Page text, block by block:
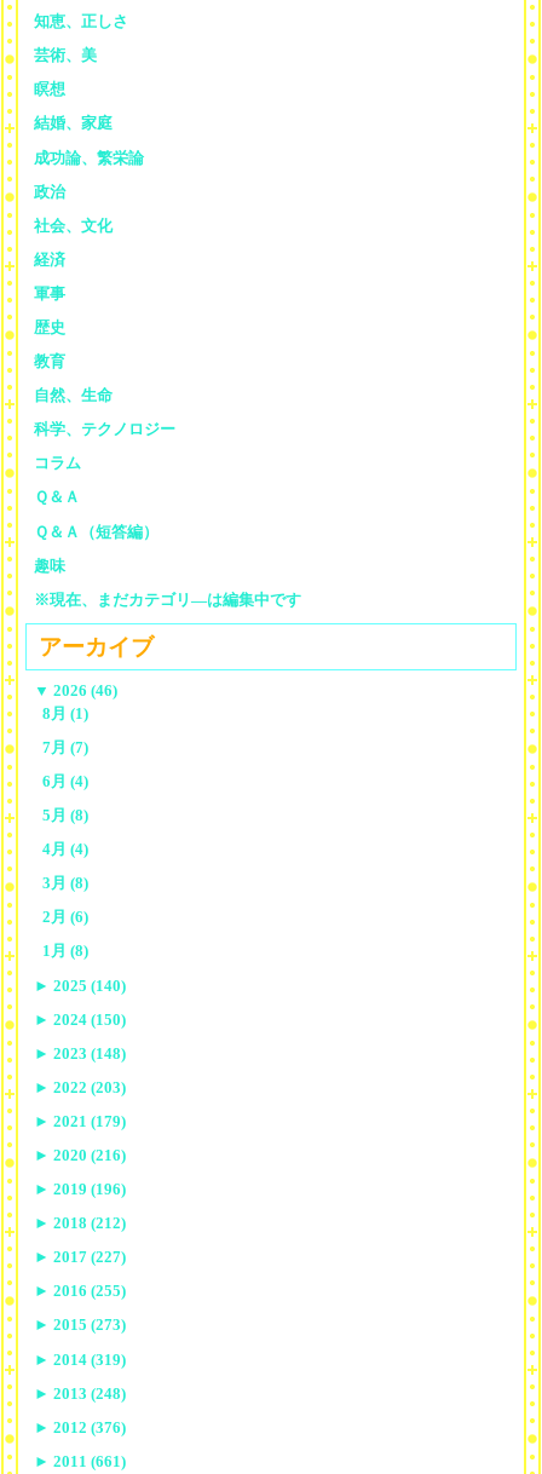
知恵、正しさ
芸術、美
瞑想
結婚、家庭
成功論、繁栄論
政治
社会、文化
経済
軍事
歴史
教育
自然、生命
科学、テクノロジー
コラム
Ｑ＆Ａ
Ｑ＆Ａ（短答編）
趣味
※現在、まだカテゴリ—は編集中です
アーカイブ
▼ 2026 (46)
8月 (1)
7月 (7)
6月 (4)
5月 (8)
4月 (4)
3月 (8)
2月 (6)
1月 (8)
► 2025 (140)
► 2024 (150)
► 2023 (148)
► 2022 (203)
► 2021 (179)
► 2020 (216)
► 2019 (196)
► 2018 (212)
► 2017 (227)
► 2016 (255)
► 2015 (273)
► 2014 (319)
► 2013 (248)
► 2012 (376)
► 2011 (661)